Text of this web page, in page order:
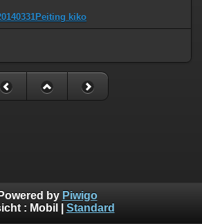
kiko
Powered by Piwigo
: Mobil Standard